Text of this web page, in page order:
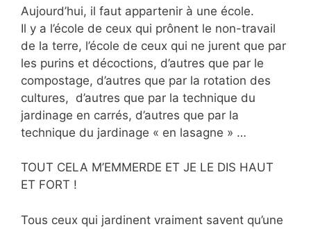
Aujourd’hui, il faut appartenir à une école.
Il y a l’école de ceux qui prônent le non-travail
de la terre, l’école de ceux qui ne jurent que par
les purins et décoctions, d’autres que par le
compostage, d’autres que par la rotation des
cultures, d’autres que par la technique du
jardinage en carrés, d’autres que par la
technique du jardinage « en lasagne » …
TOUT CELA M’EMMERDE ET JE LE DIS HAUT
ET FORT !
Tous ceux qui jardinent vraiment savent qu’une